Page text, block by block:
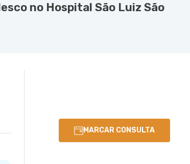
no Hospital São Luiz São
MARCAR CONSULTA